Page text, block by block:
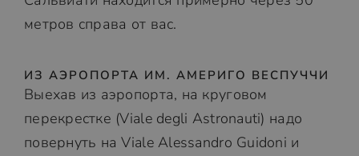
метров справа от вас.
ИЗ АЭРОПОРТА ИМ. АМЕРИГО ВЕСПУЧЧИ
Выехав из аэропорта, на круговом
перекрестке (Viale degli Astronauti) надо
повернуть на Viale Alessandro Guidoni и